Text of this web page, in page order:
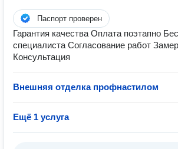
Паспорт проверен
Гарантия качества Оплата поэтапно
специалиста Согласование работ
Консультация
Внешняя отделка профнастилом
Ещё 1 услуга